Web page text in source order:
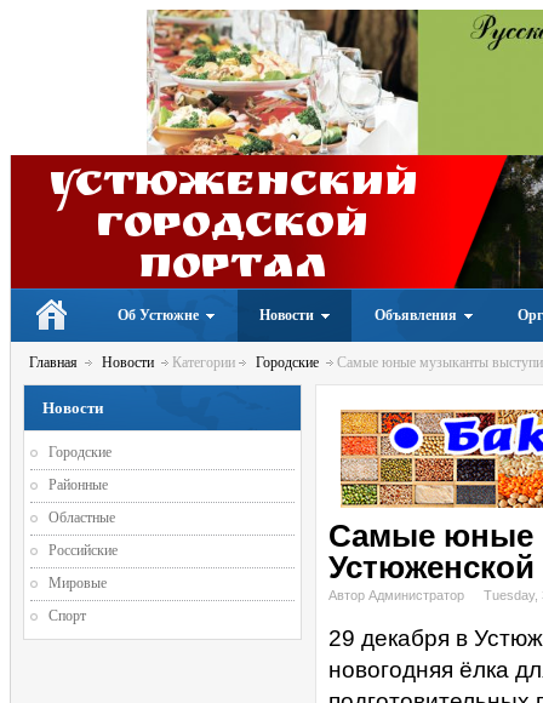
Устюженский
Городской
портал
Об Устюжне Новости Объявления
Главная Новости Категории Городские Самые юные музыканты
Самые юные
Устюженской
Автор Администратор Tuesday,
29 декабря в
новогодняя ёлка
Новости
Городские
Районные
Областные
Российские
Мировые
Спорт